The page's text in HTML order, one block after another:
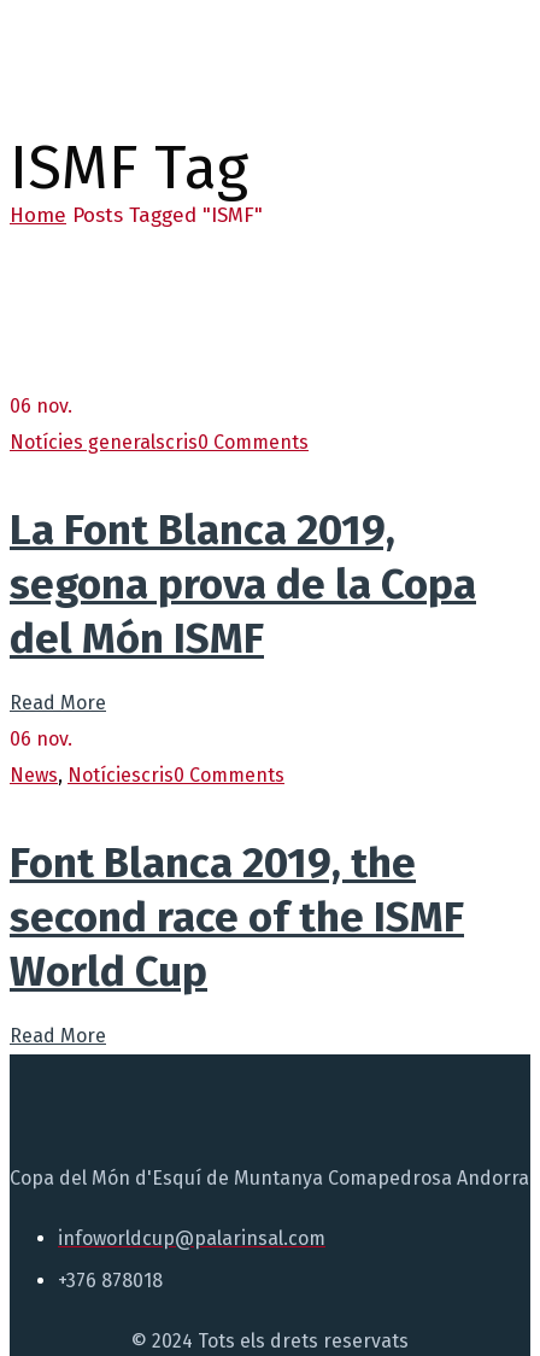
ISMF Tag
Home Posts Tagged "ISMF"
06 nov.
Notícies generalscris0 Comments
La Font Blanca 2019,
segona prova de la Copa
del Món ISMF
Read More
06 nov.
News, Notíciescris0 Comments
Font Blanca 2019, the
second race of the ISMF
World Cup
Read More
Copa del Món d'Esquí de Muntanya Comapedrosa Andorra
infoworldcup@palarinsal.com
+376 878018
© 2024 Tots els drets reservats